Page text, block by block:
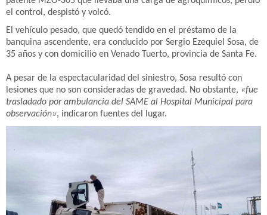
el control, despistó y volcó.
El vehículo pesado, que quedó tendido en el préstamo de la
banquina ascendente, era conducido por Sergio Ezequiel Sosa, de
35 años y con domicilio en Venado Tuerto, provincia de Santa Fe.
A pesar de la espectacularidad del siniestro, Sosa resultó con
lesiones que no son consideradas de gravedad. No obstante, «fue
trasladado por ambulancia del SAME al Hospital Municipal para
observación», indicaron fuentes del lugar.